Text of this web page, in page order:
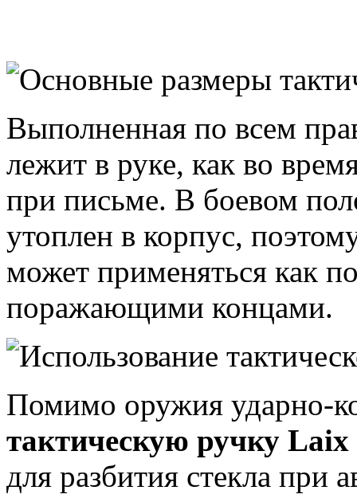
Выполненная по всем
лежит в руке, как во
при письме. В боевом
утоплен в корпус,
может применяться как
поражающими концами.
Помимо оружия ударно-
тактическую ручку Laix
для разбития стекла при